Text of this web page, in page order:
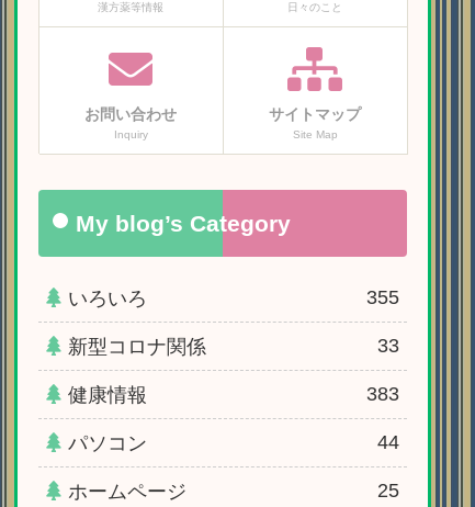
漢方薬等情報 日々のこと
お問い合わせ
Inquiry
サイトマップ
Site Map
My blog’s Category
いろいろ 355
新型コロナ関係 33
健康情報 383
パソコン 44
ホームページ 25